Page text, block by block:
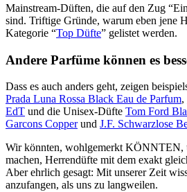
Mainstream-Düften, die auf den Zug
sind. Triftige Gründe, warum eben jene
Kategorie “Top Düfte” gelistet werden.
Andere Parfüme können es
Dass es auch anders geht, zeigen
Prada Luna Rossa Black Eau de Parfum,
EdT und die Unisex-Düfte Tom Ford
Garcons Copperund J.F. Schwarzlose
Wir könnten, wohlgemerkt KÖNNTEN,
machen, Herrendüfte mit dem exakt
Aber ehrlich gesagt: Mit unserer Zeit
anzufangen, als uns zu langweilen.